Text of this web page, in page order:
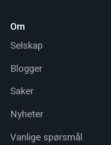
Om
Selskap
Blogger
Saker
Nyheter
Vanlige spørsmål